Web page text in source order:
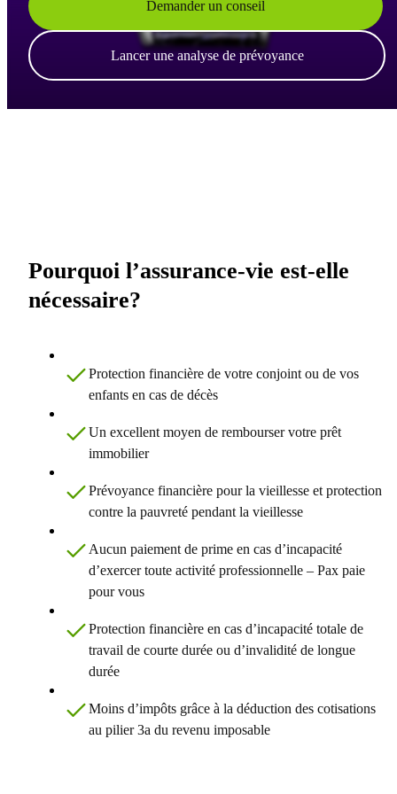
Demander un conseil
Lancer une analyse de prévoyance
Pourquoi l’assurance-vie est-elle
nécessaire?
Protection financière de votre conjoint ou de vos
enfants en cas de décès
Un excellent moyen de rembourser votre prêt
immobilier
Prévoyance financière pour la vieillesse et protection
contre la pauvreté pendant la vieillesse
Aucun paiement de prime en cas d’incapacité
d’exercer toute activité professionnelle – Pax paie
pour vous
Protection financière en cas d’incapacité totale de
travail de courte durée ou d’invalidité de longue
durée
Moins d’impôts grâce à la déduction des cotisations
au pilier 3a du revenu imposable